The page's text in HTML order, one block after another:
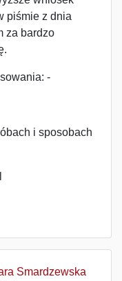
piśmie z dnia
za bardzo
-
i sposobach
Smardzewska